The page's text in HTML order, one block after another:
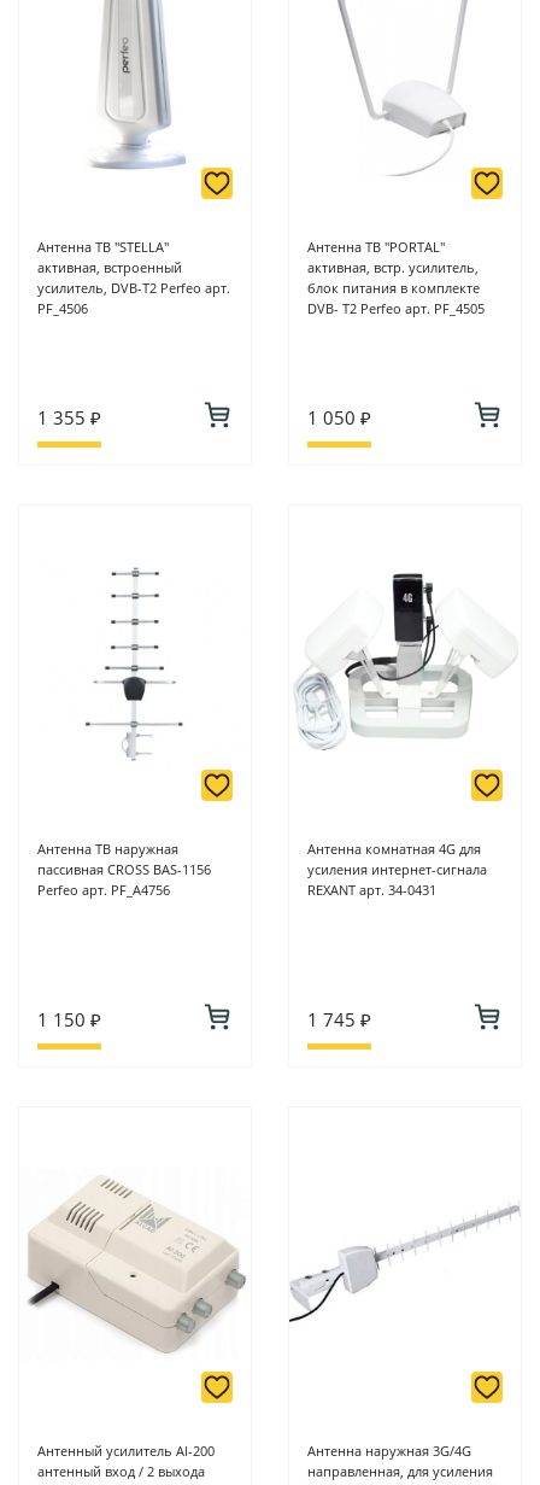
Антенна ТВ "STELLA"
активная, встроенный
усилитель, DVB-T2 Perfeo арт.
PF_4506
1 355 ₽
Антенна ТВ "PORTAL"
активная, встр. усилитель,
блок питания в комплекте
DVB- T2 Perfeo арт. PF_4505
1 050 ₽
Антенна ТВ наружная
пассивная CROSS BAS-1156
Perfeo арт. PF_A4756
1 150 ₽
Антенна комнатная 4G для
усиления интернет-сигнала
REXANT арт. 34-0431
1 745 ₽
Антенный усилитель Al-200
антенный вход / 2 выхода
Антенна наружная 3G/4G
направленная, для усиления